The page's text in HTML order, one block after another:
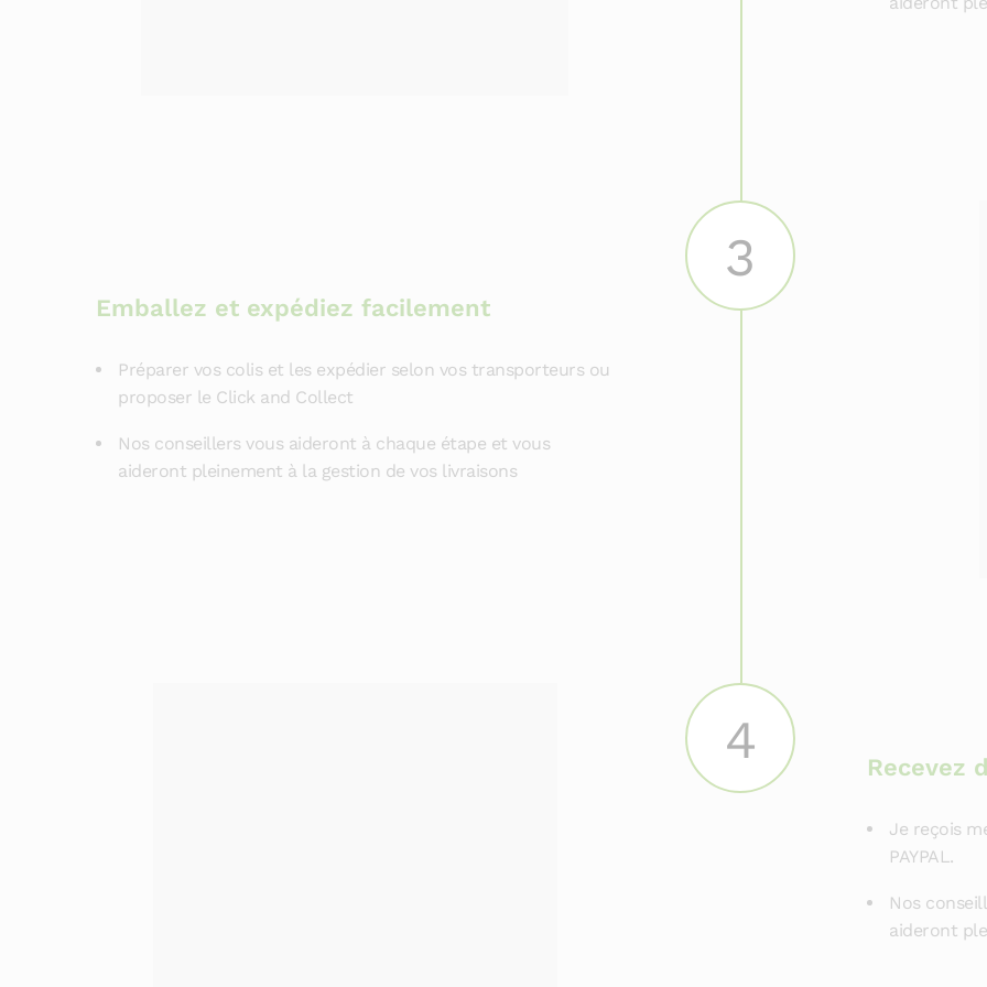
3
Emballez et expédiez facilement
Préparer vos colis et les expédier selon vos transporteurs ou
proposer le Click and Collect
Nos conseillers vous aideront à chaque étape et vous
aideront pleinement à la gestion de vos livraisons
4 Recevez
Je reçois
PAYPAL.
Nos
aideront